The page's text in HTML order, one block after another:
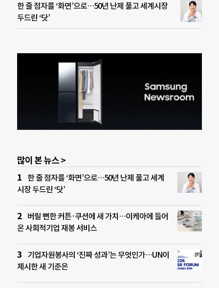
한 줄 점자를 ‘화면’으로…50년 난제 풀고 세계시장
두드린 ‘닷’
많이 본 뉴스 >
한 줄 점자를 ‘화면’으로…50년 난제 풀고 세계
시장 두드린 ‘닷’
버릴 뻔한 커튼·쿠션에 새 가치…이케아에 들어
온 사회적기업 재봉 서비스
기업자원봉사의 ‘진짜 성과’는 무엇인가…UN이
제시한 새 기준은